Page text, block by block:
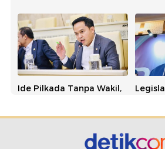
Ide Pilkada Tanpa Wakil,
Kena OTT